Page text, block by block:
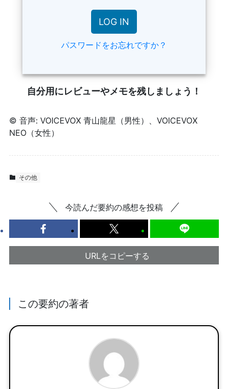
パスワードをお忘れですか？
自分用にレビューやメモを残しましょう！
© 音声: VOICEVOX 青山龍星（男性）、VOICEVOX
NEO（女性）
その他
今読んだ要約の感想を投稿
URLをコピーする
この要約の著者